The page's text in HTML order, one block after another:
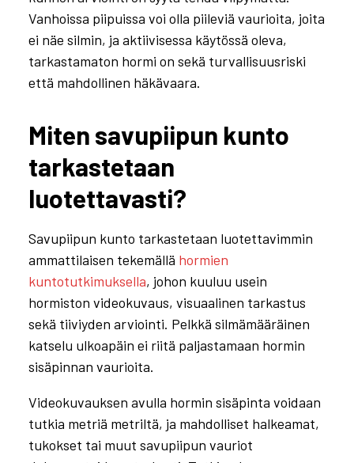
Vanhoissa piipuissa voi olla piileviä vaurioita, joita
ei näe silmin, ja aktiivisessa käytössä oleva,
tarkastamaton hormi on sekä turvallisuusriski
että mahdollinen häkävaara.
Miten savupiipun kunto
tarkastetaan
luotettavasti?
Savupiipun kunto tarkastetaan luotettavimmin
ammattilaisen tekemällä hormien
kuntotutkimuksella, johon kuuluu usein
hormiston videokuvaus, visuaalinen tarkastus
sekä tiiviyden arviointi. Pelkkä silmämääräinen
katselu ulkoapäin ei riitä paljastamaan hormin
sisäpinnan vaurioita.
Videokuvauksen avulla hormin sisäpinta voidaan
tutkia metriä metriltä, ja mahdolliset halkeamat,
tukokset tai muut savupiipun vauriot